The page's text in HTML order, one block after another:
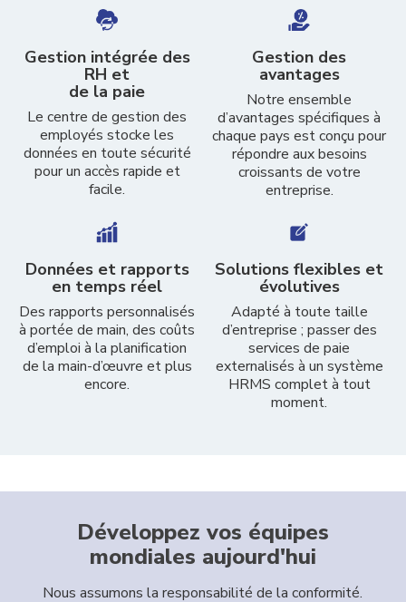
Gestion intégrée des
RH et
de la paie
Le centre de gestion des
employés stocke les
données en toute sécurité
pour un accès rapide et
facile.
Gestion des
avantages
Notre ensemble
d’avantages spécifiques à
chaque pays est conçu pour
répondre aux besoins
croissants de votre
entreprise.
Données et rapports
en temps réel
Des rapports personnalisés
à portée de main, des coûts
d’emploi à la planification
de la main-d’œuvre et plus
encore.
Solutions flexibles et
évolutives
Adapté à toute taille
d’entreprise ; passer des
services de paie
externalisés à un système
HRMS complet à tout
moment.
Développez vos équipes
mondiales aujourd'hui
Nous assumons la responsabilité de la conformité.